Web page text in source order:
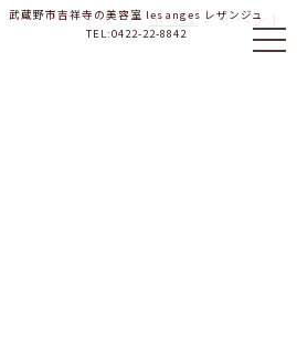
武蔵野市吉祥寺の美容室 les anges レザンジュ
TEL:0422-22-8842
ホーム>イベント